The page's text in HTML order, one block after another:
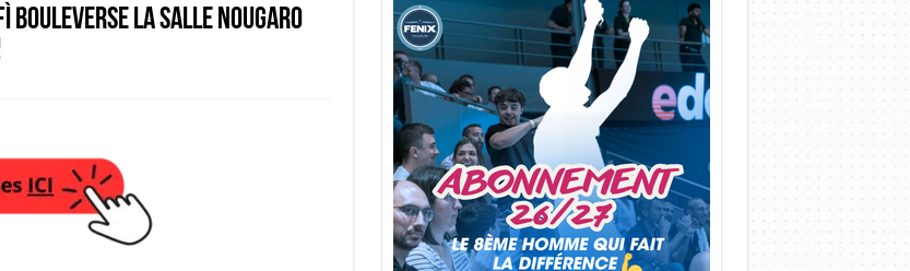
bouleverse la Salle Nougaro